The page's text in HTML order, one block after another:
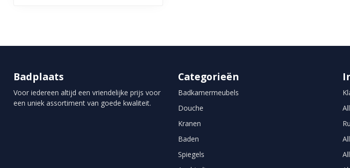
Badplaats
Voor iedereen altijd een vriendelijke prijs voor
een uniek assortiment van goede kwaliteit.
Categorieën
Badkamermeubels
Douche
Kranen
Baden
Spiegels